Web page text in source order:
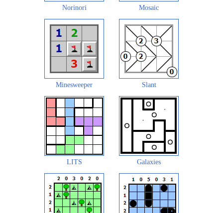
Norinori Mosaic
Minesweeper Slant
LITS Galaxies